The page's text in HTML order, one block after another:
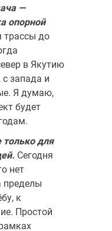
—
опорной
трас­сы до
в Якутию
запада и
Я думаю,
будет
только для
Сегодня
нет
преде­лы
к
Простой